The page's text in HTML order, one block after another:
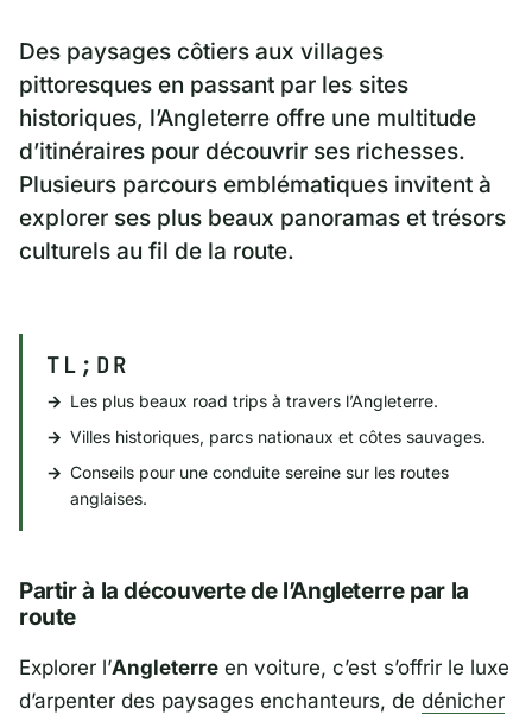
Des paysages côtiers aux villages
pittoresques en passant par les sites
historiques, l’Angleterre offre une multitude
d’itinéraires pour découvrir ses richesses.
Plusieurs parcours emblématiques invitent à
explorer ses plus beaux panoramas et trésors
culturels au fil de la route.
TL;DR
Les plus beaux road trips à travers l’Angleterre.
Villes historiques, parcs nationaux et côtes sauvages.
Conseils pour une conduite sereine sur les routes
anglaises.
Partir à la découverte de l’Angleterre par la
route
Explorer l’Angleterre en voiture, c’est s’offrir le luxe
d’arpenter des paysages enchanteurs, de dénicher